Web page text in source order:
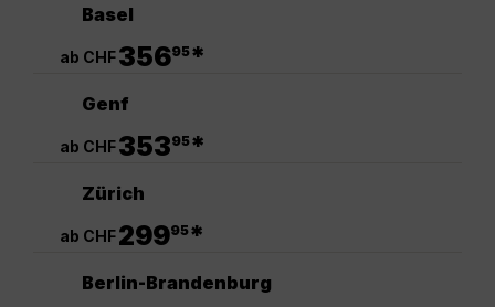
Basel
ab CHF35695*
Genf
ab CHF35395*
Zürich
ab CHF29995*
Berlin-Brandenburg